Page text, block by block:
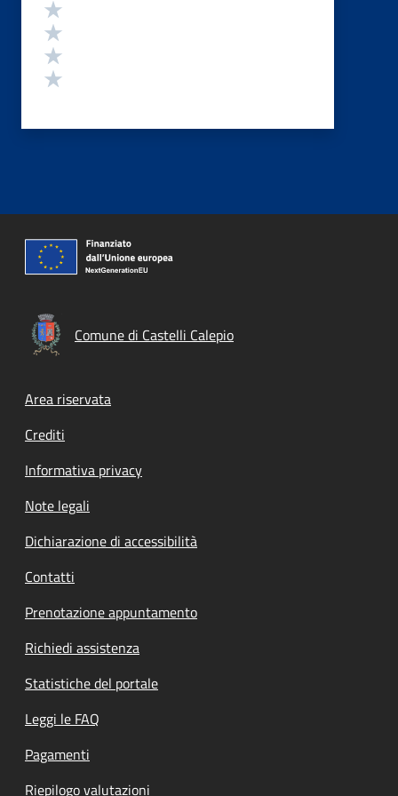
Comune di Castelli Calepio
Footer menu
Area riservata
Crediti
Informativa privacy
Note legali
Dichiarazione di accessibilità
Contatti
Prenotazione appuntamento
Richiedi assistenza
Statistiche del portale
Leggi le FAQ
Pagamenti
Riepilogo valutazioni